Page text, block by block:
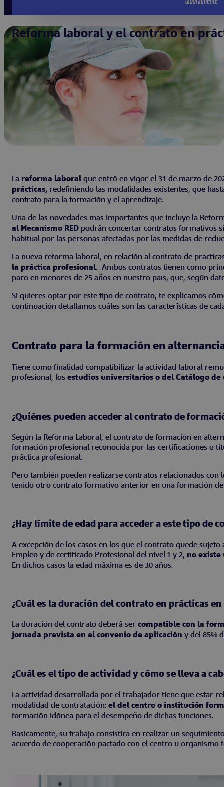
Reforma laboral y el contrato en
La reforma laboralque entró en vigor el 31 de marzo de
prácticas, redefiniendo las modalidades existentes, que
contrato para la formación y el aprendizaje.
Una de las novedades más importantes que incluye la
al Mecanismo RED podrán concertar contratos formativos
habitual por las personas afectadas por las medidas de
La nueva reforma laboral, en relación al contrato de
la práctica profesional. Ambos contratos tienen como
paro en menores de 25 años en nuestro país, que, según
Si quieres optar por este tipo de contrato, te explicamos
continuación detallamos cuáles son las características de
Contrato para la formación en
Tiene como finalidad compatibilizar la actividad laboral
profesional, los estudios universitarios o del Catálogo
¿Quiénes pueden acceder al contrato de
Según la Reforma Laboral, el contrato de formación en
formación profesional reconocida por las certificaciones o
práctica profesional.
Pero también pueden realizarse contratos relacionados
tenido otro contrato formativo anterior en una formación
¿Hay límite de edad para acceder a este tipo de
A excepción de los casos en los que el contrato quede
Empleo y de certificado Profesional del nivel 1 y 2, no
En dichos casos la edad máxima es de 30 años.
¿Cuál es la duración del contrato en prácticas
La duración del contrato deberá ser compatible con la
jornada prevista en el convenio de aplicación y del 85%
¿Cuál es el tipo de actividad y cómo se lleva a
La actividad desarrollada por el trabajador tiene que estar
modalidad de contratación: el del centro o institución
formación idónea para el desempeño de dichas funciones.
Básicamente, su trabajo consistirá en realizar un
acuerdo de cooperación pactado con el centro u